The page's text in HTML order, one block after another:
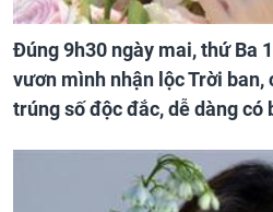
Đúng 9h30 ngày mai, thứ Ba
vươn mình nhận lộc Trời ban,
trúng số độc đắc, dễ dàng có